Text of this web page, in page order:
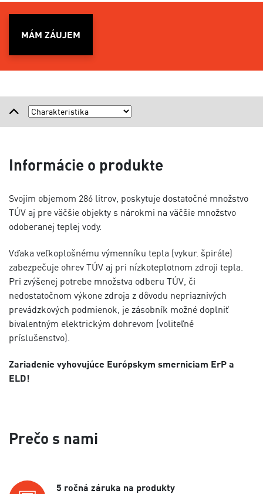
MÁM ZÁUJEM
Informácie o produkte
Svojim objemom 286 litrov, poskytuje dostatočné množstvo
TÚV aj pre väčšie objekty s nárokmi na väčšie množstvo
odoberanej teplej vody.
Vďaka veľkoplošnému výmenníku tepla (vykur. špirále)
zabezpečuje ohrev TÚV aj pri nízkoteplotnom zdroji tepla.
Pri zvýšenej potrebe množstva odberu TÚV, či
nedostatočnom výkone zdroja z dôvodu nepriaznivých
prevádzkových podmienok, je zásobník možné doplniť
bivalentným elektrickým dohrevom (voliteľné
príslušenstvo).
Zariadenie vyhovujúce Európskym smerniciam ErP a
ELD!
Prečo s nami
5 ročná záruka na produkty